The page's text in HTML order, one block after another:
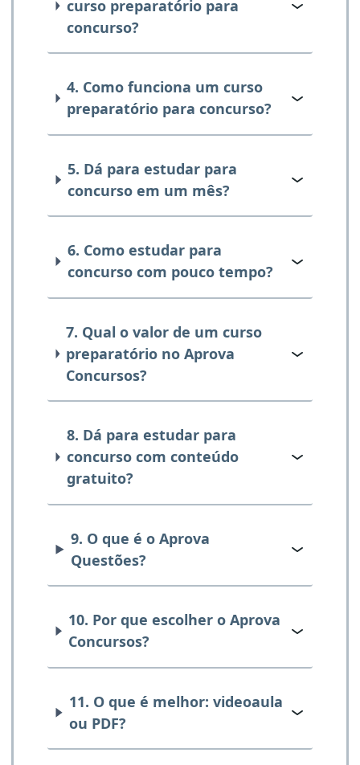
curso preparatório para
concurso?
4. Como funciona um curso
preparatório para concurso?
5. Dá para estudar para
concurso em um mês?
6. Como estudar para
concurso com pouco tempo?
7. Qual o valor de um curso
preparatório no Aprova
Concursos?
8. Dá para estudar para
concurso com conteúdo
gratuito?
9. O que é o Aprova
Questões?
10. Por que escolher o Aprova
Concursos?
11. O que é melhor: videoaula
ou PDF?